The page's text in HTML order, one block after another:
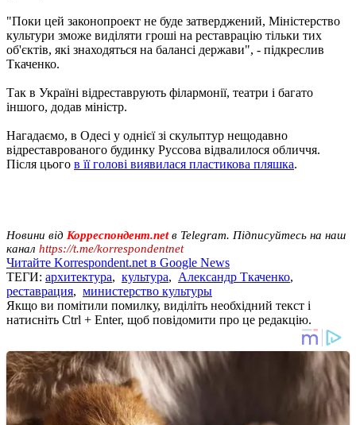
"Поки цей законопроект не буде затверджений, Міністерство
культури зможе виділяти гроші на реставрацію тільки тих
об'єктів, які знаходяться на балансі держави", - підкреслив
Ткаченко.
Так в Україні відреставрують філармонії, театри і багато
іншого, додав міністр.
Нагадаємо, в Одесі у однієї зі скульптур нещодавно
відреставрованого будинку Руссова відвалилося обличчя.
Після цього в її голові виявилася пластикова пляшка.
Новини від Корреспондент.netв Telegram. Підписуйтесь на наш
канал https://t.me/korrespondentnet
Читайте Korrespondent.net в Google News
ТЕГИ: архитектура, культура, Александр Ткаченко,
реставрация, министерство культуры
Якщо ви помітили помилку, виділіть необхідний текст і
натисніть Ctrl + Enter, щоб повідомити про це редакцію.